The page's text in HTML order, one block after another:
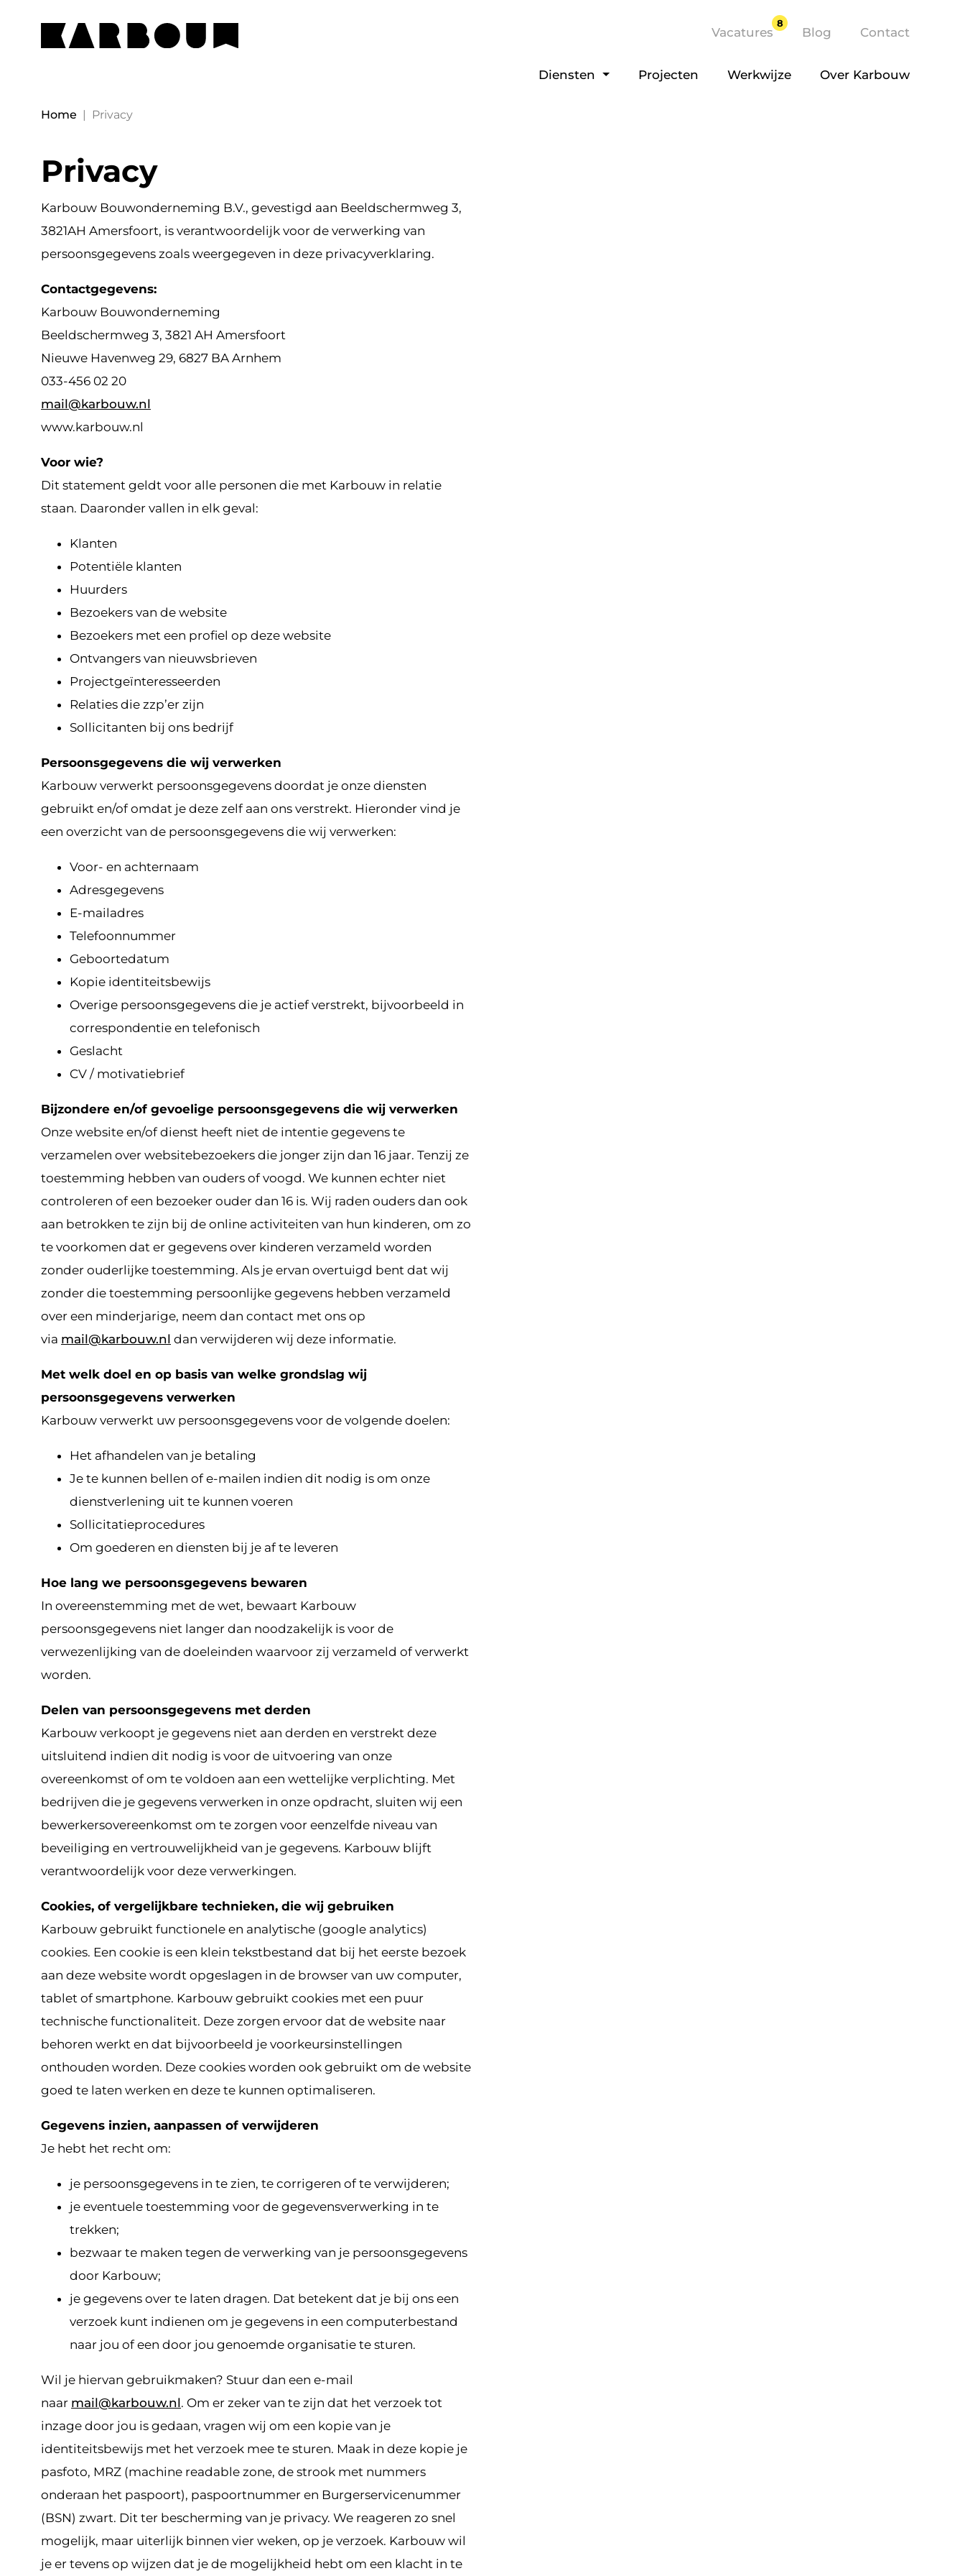
Contact
Blog
Vacatures
8
Diensten Projecten Werkwijze Over Karbouw
Home | Privacy
Privacy
Karbouw Bouwonderneming B.V., gevestigd aan Beeldschermweg 3,
3821AH Amersfoort, is verantwoordelijk voor de verwerking van
persoonsgegevens zoals weergegeven in deze privacyverklaring.
Contactgegevens:
Karbouw Bouwonderneming
Beeldschermweg 3, 3821 AH Amersfoort
Nieuwe Havenweg 29, 6827 BA Arnhem
033-456 02 20
mail@karbouw.nl
www.karbouw.nl
Voor wie?
Dit statement geldt voor alle personen die met Karbouw in relatie
staan. Daaronder vallen in elk geval:
Klanten
Potentiële klanten
Huurders
Bezoekers van de website
Bezoekers met een profiel op deze website
Ontvangers van nieuwsbrieven
Projectgeïnteresseerden
Relaties die zzp’er zijn
Sollicitanten bij ons bedrijf
Persoonsgegevens die wij verwerken
Karbouw verwerkt persoonsgegevens doordat je onze diensten
gebruikt en/of omdat je deze zelf aan ons verstrekt. Hieronder vind je
een overzicht van de persoonsgegevens die wij verwerken:
Voor- en achternaam
Adresgegevens
E-mailadres
Telefoonnummer
Geboortedatum
Kopie identiteitsbewijs
Overige persoonsgegevens die je actief verstrekt, bijvoorbeeld in
correspondentie en telefonisch
Geslacht
CV / motivatiebrief
Bijzondere en/of gevoelige persoonsgegevens die wij verwerken
Onze website en/of dienst heeft niet de intentie gegevens te
verzamelen over websitebezoekers die jonger zijn dan 16 jaar. Tenzij ze
toestemming hebben van ouders of voogd. We kunnen echter niet
controleren of een bezoeker ouder dan 16 is. Wij raden ouders dan ook
aan betrokken te zijn bij de online activiteiten van hun kinderen, om zo
te voorkomen dat er gegevens over kinderen verzameld worden
zonder ouderlijke toestemming. Als je ervan overtuigd bent dat wij
zonder die toestemming persoonlijke gegevens hebben verzameld
over een minderjarige, neem dan contact met ons op
via mail@karbouw.nl dan verwijderen wij deze informatie.
Met welk doel en op basis van welke grondslag wij
persoonsgegevens verwerken
Karbouw verwerkt uw persoonsgegevens voor de volgende doelen:
Het afhandelen van je betaling
Je te kunnen bellen of e-mailen indien dit nodig is om onze
dienstverlening uit te kunnen voeren
Sollicitatieprocedures
Om goederen en diensten bij je af te leveren
Hoe lang we persoonsgegevens bewaren
In overeenstemming met de wet, bewaart Karbouw
persoonsgegevens niet langer dan noodzakelijk is voor de
verwezenlijking van de doeleinden waarvoor zij verzameld of verwerkt
worden.
Delen van persoonsgegevens met derden
Karbouw verkoopt je gegevens niet aan derden en verstrekt deze
uitsluitend indien dit nodig is voor de uitvoering van onze
overeenkomst of om te voldoen aan een wettelijke verplichting. Met
bedrijven die je gegevens verwerken in onze opdracht, sluiten wij een
bewerkersovereenkomst om te zorgen voor eenzelfde niveau van
beveiliging en vertrouwelijkheid van je gegevens. Karbouw blijft
verantwoordelijk voor deze verwerkingen.
Cookies, of vergelijkbare technieken, die wij gebruiken
Karbouw gebruikt functionele en analytische (google analytics)
cookies. Een cookie is een klein tekstbestand dat bij het eerste bezoek
aan deze website wordt opgeslagen in de browser van uw computer,
tablet of smartphone. Karbouw gebruikt cookies met een puur
technische functionaliteit. Deze zorgen ervoor dat de website naar
behoren werkt en dat bijvoorbeeld je voorkeursinstellingen
onthouden worden. Deze cookies worden ook gebruikt om de website
goed te laten werken en deze te kunnen optimaliseren.
Gegevens inzien, aanpassen of verwijderen
Je hebt het recht om:
je persoonsgegevens in te zien, te corrigeren of te verwijderen;
je eventuele toestemming voor de gegevensverwerking in te
trekken;
bezwaar te maken tegen de verwerking van je persoonsgegevens
door Karbouw;
je gegevens over te laten dragen. Dat betekent dat je bij ons een
verzoek kunt indienen om je gegevens in een computerbestand
naar jou of een door jou genoemde organisatie te sturen.
Wil je hiervan gebruikmaken? Stuur dan een e-mail
naar mail@karbouw.nl. Om er zeker van te zijn dat het verzoek tot
inzage door jou is gedaan, vragen wij om een kopie van je
identiteitsbewijs met het verzoek mee te sturen. Maak in deze kopie je
pasfoto, MRZ (machine readable zone, de strook met nummers
onderaan het paspoort), paspoortnummer en Burgerservicenummer
(BSN) zwart. Dit ter bescherming van je privacy. We reageren zo snel
mogelijk, maar uiterlijk binnen vier weken, op je verzoek. Karbouw wil
je er tevens op wijzen dat je de mogelijkheid hebt om een klacht in te